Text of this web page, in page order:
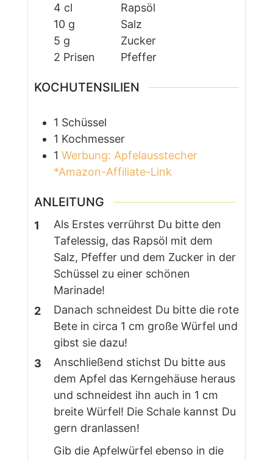
4 cl
Rapsöl
10 g
Salz
5 g
Zucker
2 Prisen Pfeffer
KOCHUTENSILIEN
1 Schüssel
1 Kochmesser
1 Werbung: Apfelausstecher
*Amazon-Affiliate-Link
ANLEITUNG
Als Erstes verrührst Du bitte den
Tafelessig, das Rapsöl mit dem
Salz, Pfeffer und dem Zucker in der
Schüssel zu einer schönen
Marinade!
Danach schneidest Du bitte die rote
Bete in circa 1 cm große Würfel und
gibst sie dazu!
Anschließend stichst Du bitte aus
dem Apfel das Kerngehäuse heraus
und schneidest ihn auch in 1 cm
breite Würfel! Die Schale kannst Du
gern dranlassen!
Gib die Apfelwürfel ebenso in die